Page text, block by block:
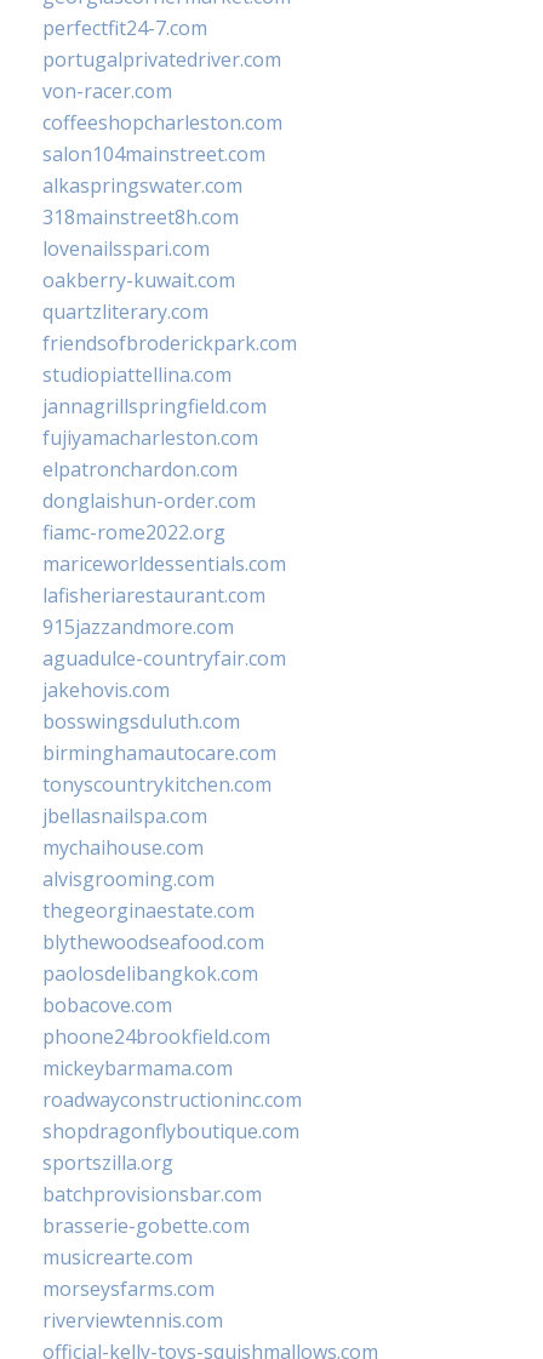
perfectfit24-7.com
portugalprivatedriver.com
von-racer.com
coffeeshopcharleston.com
salon104mainstreet.com
alkaspringswater.com
318mainstreet8h.com
lovenailsspari.com
oakberry-kuwait.com
quartzliterary.com
friendsofbroderickpark.com
studiopiattellina.com
jannagrillspringfield.com
fujiyamacharleston.com
elpatronchardon.com
donglaishun-order.com
fiamc-rome2022.org
mariceworldessentials.com
lafisheriarestaurant.com
915jazzandmore.com
aguadulce-countryfair.com
jakehovis.com
bosswingsduluth.com
birminghamautocare.com
tonyscountrykitchen.com
jbellasnailspa.com
mychaihouse.com
alvisgrooming.com
thegeorginaestate.com
blythewoodseafood.com
paolosdelibangkok.com
bobacove.com
phoone24brookfield.com
mickeybarmama.com
roadwayconstructioninc.com
shopdragonflyboutique.com
sportszilla.org
batchprovisionsbar.com
brasserie-gobette.com
musicrearte.com
morseysfarms.com
riverviewtennis.com
official-kelly-toys-squishmallows.com